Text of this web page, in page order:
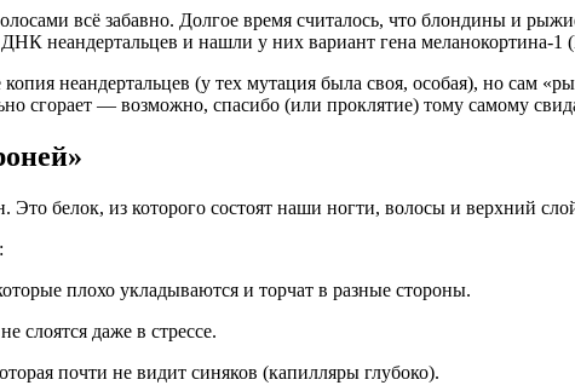
всё забавно. Долгое время считалось, что блондины и
неандертальцев и нашли у них вариант гена меланокортина-
неандертальцев (у тех мутация была своя, особая), но сам
сгорает — возможно, спасибо (или проклятие) тому самому
белок, из которого состоят наши ногти, волосы и верхний
плохо укладываются и торчат в разные стороны.
слоятся даже в стрессе.
почти не видит синяков (капилляры глубоко).